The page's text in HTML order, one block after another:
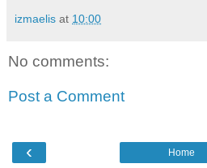
izmaelis at 10:00
No comments:
Post a Comment
‹ Home